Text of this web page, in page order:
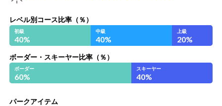
レベル別コース比率（％）
初級
40%
中級
40%
上級
20%
ボーダー・スキーヤー比率（％）
ボーダー
60%
スキーヤー
40%
パークアイテム